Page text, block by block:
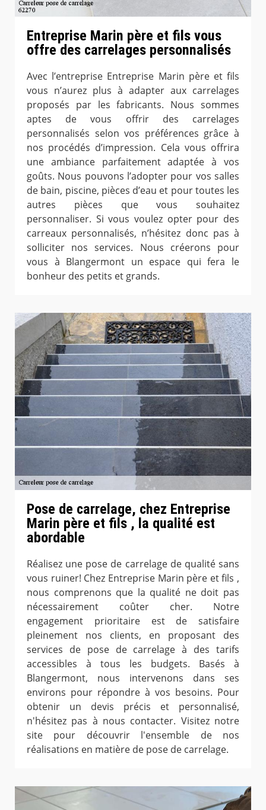
Entreprise Marin père et fils vous
offre des carrelages personnalisés
Avec l’entreprise Entreprise Marin père et fils
vous n’aurez plus à adapter aux carrelages
proposés par les fabricants. Nous sommes
aptes de vous offrir des carrelages
personnalisés selon vos préférences grâce à
nos procédés d’impression. Cela vous offrira
une ambiance parfaitement adaptée à vos
goûts. Nous pouvons l’adopter pour vos salles
de bain, piscine, pièces d’eau et pour toutes les
autres pièces que vous souhaitez
personnaliser. Si vous voulez opter pour des
carreaux personnalisés, n’hésitez donc pas à
solliciter nos services. Nous créerons pour
vous à Blangermont un espace qui fera le
bonheur des petits et grands.
Pose de carrelage, chez Entreprise
Marin père et fils , la qualité est
abordable
Réalisez une pose de carrelage de qualité sans
vous ruiner! Chez Entreprise Marin père et fils ,
nous comprenons que la qualité ne doit pas
nécessairement coûter cher. Notre
engagement prioritaire est de satisfaire
pleinement nos clients, en proposant des
services de pose de carrelage à des tarifs
accessibles à tous les budgets. Basés à
Blangermont, nous intervenons dans ses
environs pour répondre à vos besoins. Pour
obtenir un devis précis et personnalisé,
n'hésitez pas à nous contacter. Visitez notre
site pour découvrir l'ensemble de nos
réalisations en matière de pose de carrelage.